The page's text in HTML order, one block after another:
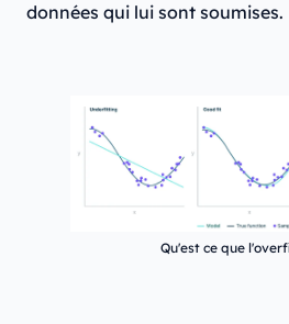
données qui lui sont soumises.
Qu'est ce que